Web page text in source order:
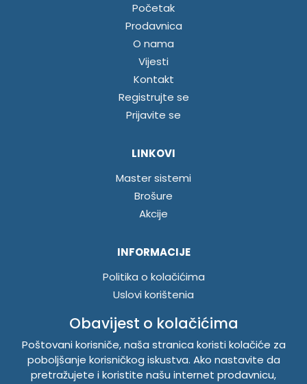
Početak
Prodavnica
O nama
Vijesti
Kontakt
Registrujte se
Prijavite se
LINKOVI
Master sistemi
Brošure
Akcije
INFORMACIJE
Politika o kolačićima
Uslovi korištenja
TEMPUS DOO BRATUNAC
Obavijest o kolačićima
Poštovani korisniče, naša stranica koristi kolačiće za
poboljšanje korisničkog iskustva. Ako nastavite da
pretražujete i koristite našu internet prodavnicu,